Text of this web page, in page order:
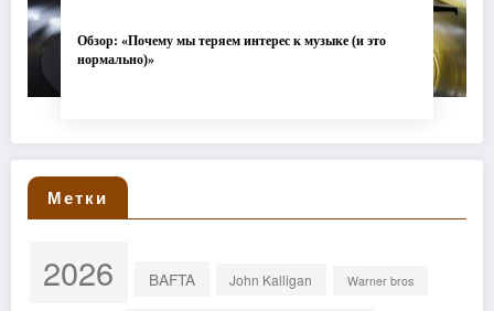
Обзор: «Почему мы теряем интерес к музыке (и это
нормально)»
Метки
2026 BAFTA John Kalligan Warner bros